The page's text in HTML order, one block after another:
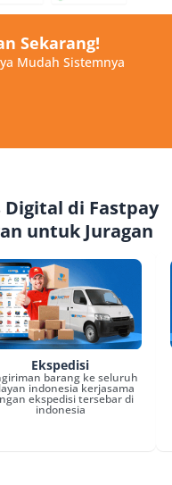
Sekarang!
Mudah Sistemnya
Digital di Fastpay
untuk Juragan
Ekspedisi
barang ke seluruh
indonesia kerjasama
ekspedisi tersebar di
indonesia